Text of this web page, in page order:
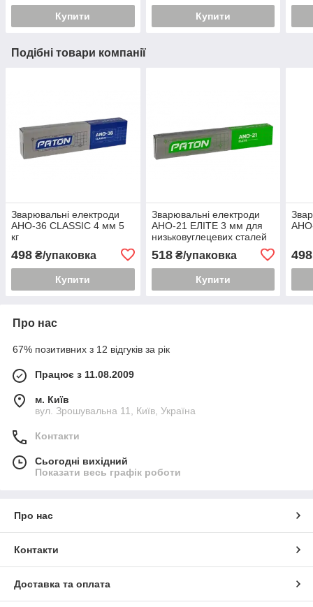
Купити Купити
Подібні товари компанії
Зварювальні електроди
АНО-36 CLASSIC 4 мм 5
кг
498 ₴/упаковка
Купити
Зварювальні електроди
АНО-21 ЕЛІТЕ 3 мм для
низьковуглецевих сталей
518₴/упаковка
Купити
498
Про нас
67% позитивних з 12 відгуків за рік
Працює з 11.08.2009
м. Київ
вул. Зрошувальна 11, Київ, Україна
Контакти
Сьогодні вихідний
Показати весь графік роботи
Про нас
Контакти
Доставка та оплата